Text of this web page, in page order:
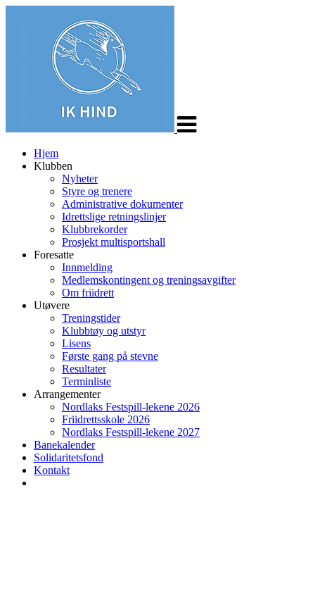
Hjem
Klubben
Nyheter
Styre og trenere
Administrative dokumenter
Idrettslige retningslinjer
Klubbrekorder
Prosjekt multisportshall
Foresatte
Innmelding
Medlemskontingent og treningsavgifter
Om friidrett
Utøvere
Treningstider
Klubbtøy og utstyr
Lisens
Første gang på stevne
Resultater
Terminliste
Arrangementer
Nordlaks Festspill-lekene 2026
Friidrettsskole 2026
Nordlaks Festspill-lekene 2027
Banekalender
Solidaritetsfond
Kontakt